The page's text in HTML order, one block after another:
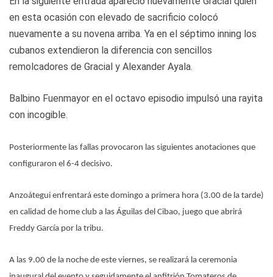
en esta ocasión con elevado de sacrificio colocó
nuevamente a su novena arriba. Ya en el séptimo inning los
cubanos extendieron la diferencia con sencillos
remolcadores de Gracial y Alexander Ayala.
Balbino Fuenmayor en el octavo episodio impulsó una rayita
con incogible.
Posteriormente las fallas provocaron las siguientes anotaciones que
configuraron el 6-4 decisivo.
Anzoátegui enfrentará este domingo a primera hora (3.00 de la tarde)
en calidad de home club a las Águilas del Cibao, juego que abrirá
Freddy García por la tribu.
A las 9.00 de la noche de este viernes, se realizará la ceremonia